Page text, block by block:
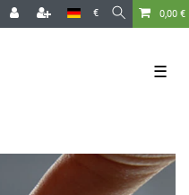
€ 0,00 €
☰